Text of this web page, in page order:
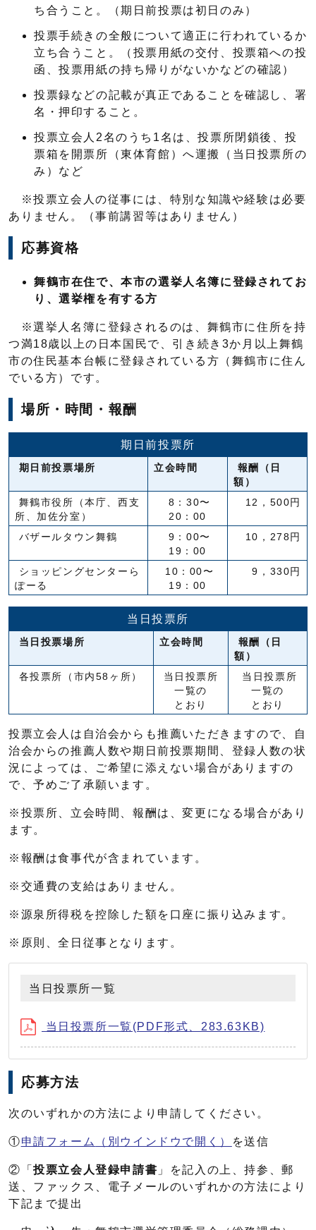
ち合うこと。（期日前投票は初日のみ）
投票手続きの全般について適正に行われているか
立ち合うこと。（投票用紙の交付、投票箱への投
函、投票用紙の持ち帰りがないかなどの確認）
投票録などの記載が真正であることを確認し、署
名・押印すること。
投票立会人2名のうち1名は、投票所閉鎖後、投
票箱を開票所（東体育館）へ運搬（当日投票所の
み）など
※投票立会人の従事には、特別な知識や経験は必要
ありません。（事前講習等はありません）
応募資格
舞鶴市在住で、本市の選挙人名簿に登録されてお
り、選挙権を有する方
※選挙人名簿に登録されるのは、舞鶴市に住所を持
つ満18歳以上の日本国民で、引き続き3か月以上舞鶴
市の住民基本台帳に登録されている方（舞鶴市に住ん
でいる方）です。
場所・時間・報酬
期日前投票所
期日前投票場所 立会時間
報酬（日
額）
舞鶴市役所（本庁、西支
所、加佐分室）
8：30〜
20：00
12，500円
バザールタウン舞鶴
9：00〜
19：00
10，278円
ショッピングセンターら
ぽーる
10：00〜
19：00
9，330円
当日投票所
当日投票場所 立会時間
報酬（日
額）
各投票所（市内58ヶ所）
当日投票所
一覧の
とおり
当日投票所
一覧の
とおり
投票立会人は自治会からも推薦いただきますので、自
治会からの推薦人数や期日前投票期間、登録人数の状
況によっては、ご希望に添えない場合がありますの
で、予めご了承願います。
※投票所、立会時間、報酬は、変更になる場合があり
ます。
※報酬は食事代が含まれています。
※交通費の支給はありません。
※源泉所得税を控除した額を口座に振り込みます。
※原則、全日従事となります。
当日投票所一覧
当日投票所一覧(PDF形式、283.63KB)
応募方法
次のいずれかの方法により申請してください。
①申請フォーム （別ウインドウで開く） を送信
②「投票立会人登録申請書 」を記入の上、持参、郵
送、ファックス、電子メールのいずれかの方法により
下記まで提出